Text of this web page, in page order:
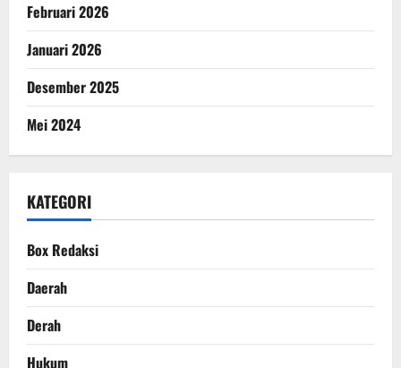
Februari 2026
Januari 2026
Desember 2025
Mei 2024
KATEGORI
Box Redaksi
Daerah
Derah
Hukum